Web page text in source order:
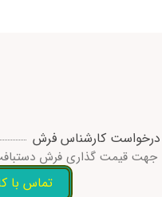
درخواست کارشناس فرش
جهت قیمت گذاری فرش دستبافت
تماس با